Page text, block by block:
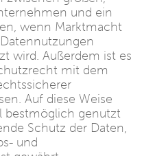
und ein
wenn Marktmacht
wird. Außerdem ist es
mit dem
Auf diese Weise
bestmöglich genutzt
Schutz der Daten,
und